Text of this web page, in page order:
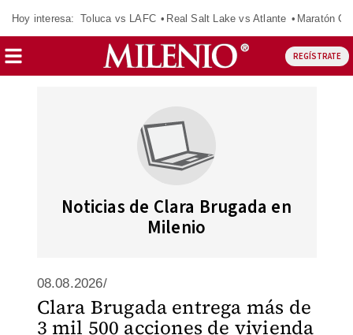
Hoy interesa: Toluca vs LAFC Real Salt Lake vs Atlante Maratón
REGÍSTRATE
Noticias de Clara Brugada en
Milenio
08.08.2026/
Clara Brugada entrega más de
3 mil 500 acciones de vivienda